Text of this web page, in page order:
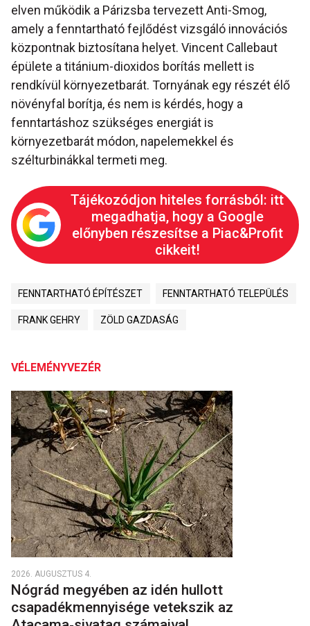
elven működik a Párizsba tervezett Anti-Smog,
amely a fenntartható fejlődést vizsgáló innovációs
központnak biztosítana helyet. Vincent Callebaut
épülete a titánium-dioxidos borítás mellett is
rendkívül környezetbarát. Tornyának egy részét élő
növényfal borítja, és nem is kérdés, hogy a
fenntartáshoz szükséges energiát is
környezetbarát módon, napelemekkel és
szélturbinákkal termeti meg.
Tájékozódjon hiteles forrásból: itt
megadhatja, hogy a Google
előnyben részesítse a Piac&Profit
cikkeit!
FENNTARTHATÓ ÉPÍTÉSZET FENNTARTHATÓ TELEPÜLÉS
FRANK GEHRY ZÖLD GAZDASÁG
VÉLEMÉNYVEZÉR
2026. AUGUSZTUS 4.
Nógrád megyében az idén hullott
csapadékmennyisége vetekszik az